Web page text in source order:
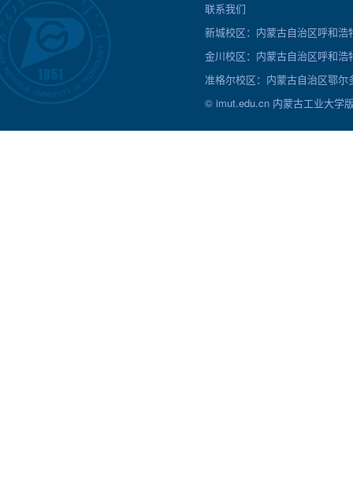
联系我们
新城校区：内蒙古自治区呼和
金川校区：内蒙古自治区呼和
准格尔校区：内蒙古自治区鄂
© imut.edu.cn 内蒙古工业大